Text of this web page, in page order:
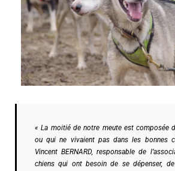
« La moitié de notre meute est composée
ou qui ne vivaient pas dans les bonnes
Vincent BERNARD, responsable de
chiens qui ont besoin de se dépenser,